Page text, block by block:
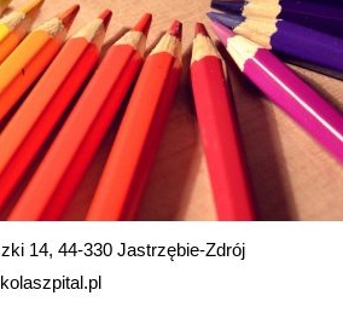
14, 44-330 Jastrzębie-Zdrój